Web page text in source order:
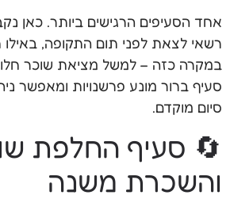
אחד הסעיפים הרגישים ביותר. כאן
רשאי לצאת לפני תום התקופה, באילו
במקרה כזה – למשל מציאת שוכר
סעיף ברור מונע פרשנויות ומאפשר
סיום מוקדם.
🔄 סעיף החלפת
והשכרת משנה